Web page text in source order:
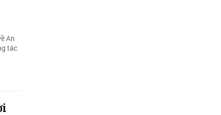
An
tác